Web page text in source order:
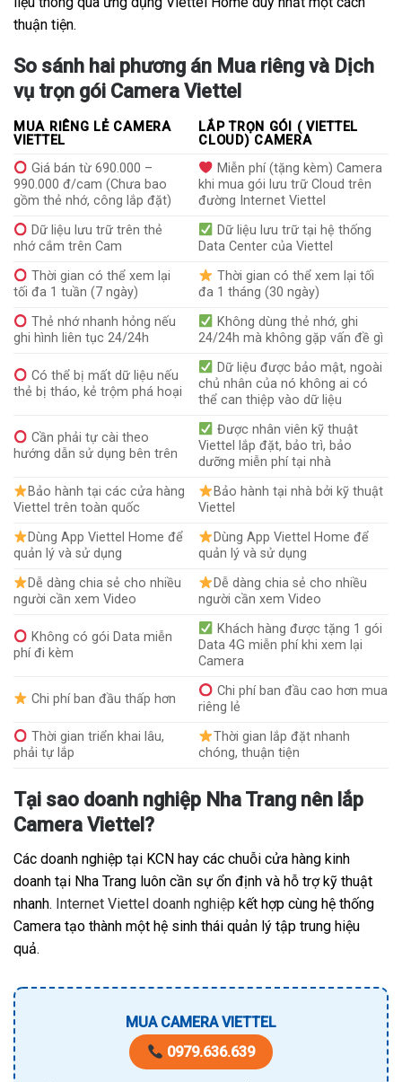
thuận tiện.
So sánh hai phương án Mua riêng và Dịch
vụ trọn gói Camera Viettel
MUA RIÊNG LẺ CAMERA
VIETTEL
LẮP TRỌN GÓI ( VIETTEL
CLOUD) CAMERA
Giá bán từ 690.000 –
990.000 đ/cam (Chưa bao
gồm thẻ nhớ, công lắp đặt)
Miễn phí (tặng kèm) Camera
khi mua gói lưu trữ Cloud trên
đường Internet Viettel
Dữ liệu lưu trữ trên thẻ
nhớ cắm trên Cam
Dữ liệu lưu trữ tại hệ thống
Data Center của Viettel
Thời gian có thể xem lại
tối đa 1 tuần (7 ngày)
Thời gian có thể xem lại tối
đa 1 tháng (30 ngày)
Thẻ nhớ nhanh hỏng nếu
ghi hình liên tục 24/24h
Không dùng thẻ nhớ, ghi
24/24h mà không gặp vấn đề gì
Có thể bị mất dữ liệu nếu
thẻ bị tháo, kẻ trộm phá hoại
Dữ liệu được bảo mật, ngoài
chủ nhân của nó không ai có
thể can thiệp vào dữ liệu
Cần phải tự cài theo
hướng dẫn sử dụng bên trên
Được nhân viên kỹ thuật
Viettel lắp đặt, bảo trì, bảo
dưỡng miễn phí tại nhà
Bảo hành tại các cửa hàng
Viettel trên toàn quốc
Bảo hành tại nhà bởi kỹ thuật
Viettel
Dùng App Viettel Home để
quản lý và sử dụng
Dùng App Viettel Home để
quản lý và sử dụng
Dễ dàng chia sẻ cho nhiều
người cần xem Video
Dễ dàng chia sẻ cho nhiều
người cần xem Video
Không có gói Data miễn
phí đi kèm
Khách hàng được tặng 1 gói
Data 4G miễn phí khi xem lại
Camera
Chi phí ban đầu thấp hơn
Chi phí ban đầu cao hơn mua
riêng lẻ
Thời gian triển khai lâu,
phải tự lắp
Thời gian lắp đặt nhanh
chóng, thuận tiện
Tại sao doanh nghiệp Nha Trang nên lắp
Camera Viettel?
Các doanh nghiệp tại KCN hay các chuỗi cửa hàng kinh
doanh tại Nha Trang luôn cần sự ổn định và hỗ trợ kỹ thuật
nhanh. Internet Viettel doanh nghiệp kết hợp cùng hệ thống
Camera tạo thành một hệ sinh thái quản lý tập trung hiệu
quả.
MUA CAMERA VIETTEL
0979.636.639